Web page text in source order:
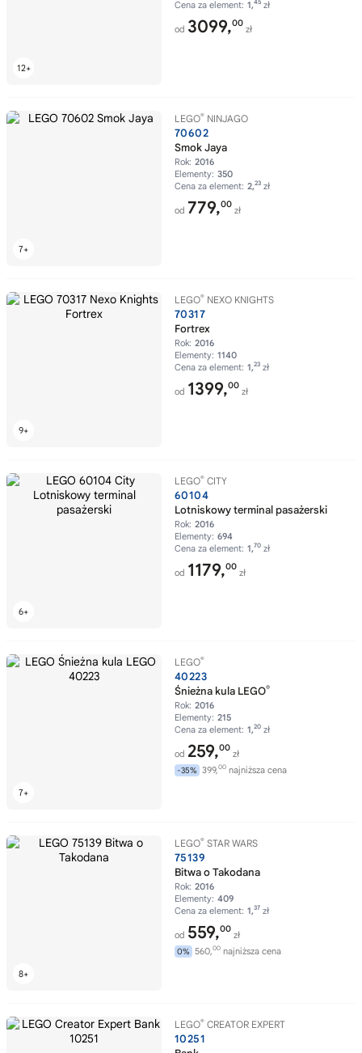
Cena za element: 1,45 zł
od 3099,00
zł
LEGO® NINJAGO
70602
Smok Jaya
Rok: 2016
Elementy: 350
Cena za element: 2,23 zł
od 779,00
zł
LEGO® NEXO KNIGHTS
70317
Fortrex
Rok: 2016
Elementy: 1140
Cena za element: 1,23 zł
od 1399,00
zł
LEGO® CITY
60104
Lotniskowy terminal pasażerski
Rok: 2016
Elementy: 694
Cena za element: 1,70 zł
od 1179,00
zł
LEGO®
40223
Śnieżna kula LEGO®
Rok: 2016
Elementy: 215
Cena za element: 1,20 zł
od 259,00
zł
-35% 399,00 najniższa cena
LEGO® STAR WARS
75139
Bitwa o Takodana
Rok: 2016
Elementy: 409
Cena za element: 1,37 zł
od 559,00
zł
0% 560,00 najniższa cena
LEGO® CREATOR EXPERT
10251